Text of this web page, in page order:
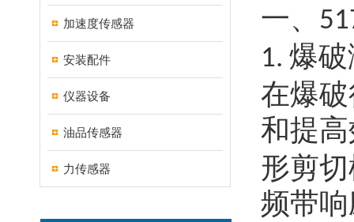
加速度传感器
安装配件
仪器设备
油品传感器
力传感器
一、
1. 爆
在爆
和提
形剪
频带